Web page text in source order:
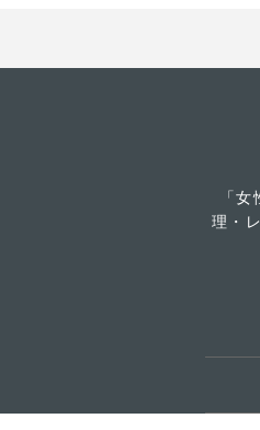
「
理・